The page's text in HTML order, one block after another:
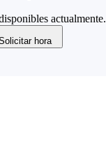
actualmente.
hora